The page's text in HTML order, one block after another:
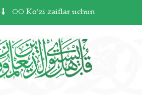
Ko‘zi zaiflar uchun